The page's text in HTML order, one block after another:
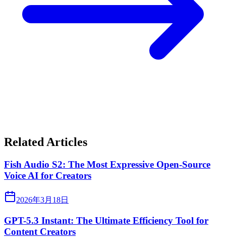
Related Articles
Fish Audio S2: The Most Expressive Open-Source
Voice AI for Creators
2026年3月18日
GPT-5.3 Instant: The Ultimate Efficiency Tool for
Content Creators